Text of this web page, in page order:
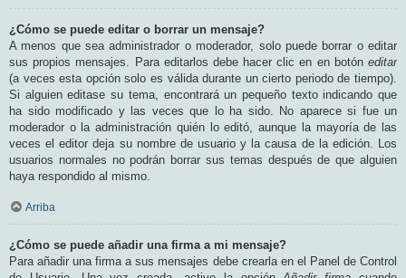
¿Cómo se puede editar o borrar un mensaje?
A menos que sea administrador o moderador, solo puede borrar o editar
sus propios mensajes. Para editarlos debe hacer clic en en botón editar
(a veces esta opción solo es válida durante un cierto periodo de tiempo).
Si alguien editase su tema, encontrará un pequeño texto indicando que
ha sido modificado y las veces que lo ha sido. No aparece si fue un
moderador o la administración quién lo editó, aunque la mayoría de las
veces el editor deja su nombre de usuario y la causa de la edición. Los
usuarios normales no podrán borrar sus temas después de que alguien
haya respondido al mismo.
Arriba
¿Cómo se puede añadir una firma a mi mensaje?
Para añadir una firma a sus mensajes debe crearla en el Panel de Control